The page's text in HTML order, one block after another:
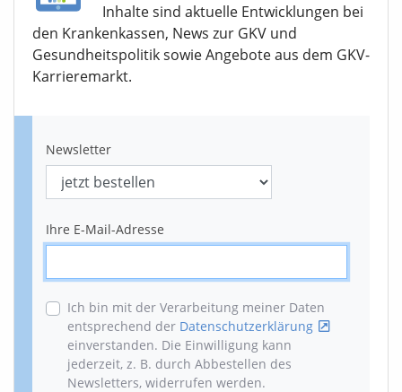
Inhalte sind aktuelle Entwicklungen bei
den Krankenkassen, News zur GKV und
Gesundheitspolitik sowie Angebote aus dem GKV-
Karrieremarkt.
Newsletter
Ihre E-Mail-Adresse
Ich bin mit der Verarbeitung meiner Daten
entsprechend der Datenschutzerklärung
einverstanden. Die Einwilligung kann
jederzeit, z. B. durch Abbestellen des
Newsletters, widerrufen werden.